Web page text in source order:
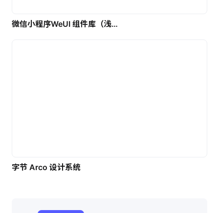
微信小程序WeUI 组件库（浅色）| 免费UI设计素材
字节 Arco 设计系统